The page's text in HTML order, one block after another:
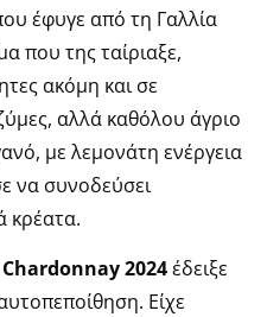
έφυγε από τη Γαλλία
που της ταίριαξε,
ακόμη και σε
αλλά καθόλου άγριο
με λεμονάτη ενέργεια
να συνοδεύσει
κρέατα.
2024έδειξε
Είχε